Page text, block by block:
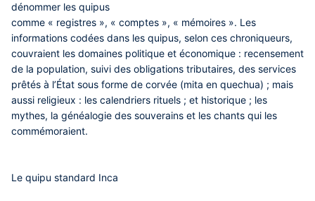
dénommer les quipus
comme « registres », « comptes », « mémoires ». Les
informations codées dans les quipus, selon ces chroniqueurs,
couvraient les domaines politique et économique : recensement
de la population, suivi des obligations tributaires, des services
prêtés à l’État sous forme de corvée (mita en quechua) ; mais
aussi religieux : les calendriers rituels ; et historique ; les
mythes, la généalogie des souverains et les chants qui les
commémoraient.
Le quipu standard Inca